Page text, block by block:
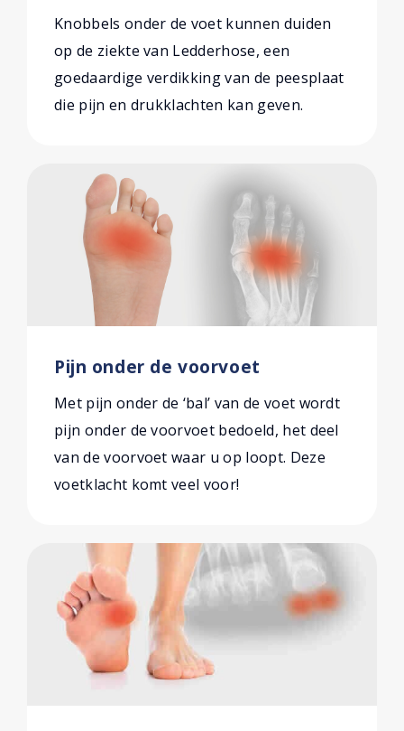
Knobbels onder de voet kunnen duiden
op de ziekte van Ledderhose, een
goedaardige verdikking van de peesplaat
die pijn en drukklachten kan geven.
Pijn onder de voorvoet
Met pijn onder de ‘bal’ van de voet wordt
pijn onder de voorvoet bedoeld, het deel
van de voorvoet waar u op loopt. Deze
voetklacht komt veel voor!